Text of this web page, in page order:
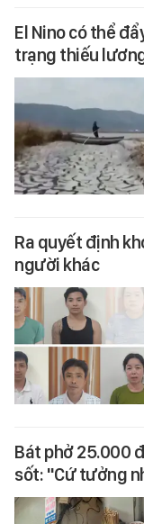
El Nino có thể
trạng thiếu
Ra quyết định
người khác
Bát phở 25.000
sốt: "Cứ tưởng